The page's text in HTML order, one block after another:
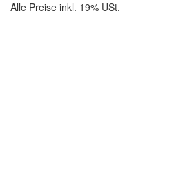
Alle Preise inkl. 19% USt.